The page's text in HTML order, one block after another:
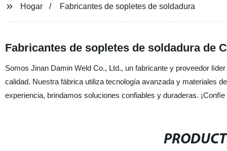
Hogar Fabricantes de sopletes de soldadura
Fabricantes de sopletes de soldadura de
Somos Jinan Damin Weld Co., Ltd., un fabricante y proveedor
calidad. Nuestra fábrica utiliza tecnología avanzada y materiales
experiencia, brindamos soluciones confiables y duraderas.